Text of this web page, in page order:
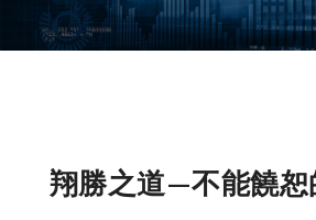
翔勝之道—不能饒恕